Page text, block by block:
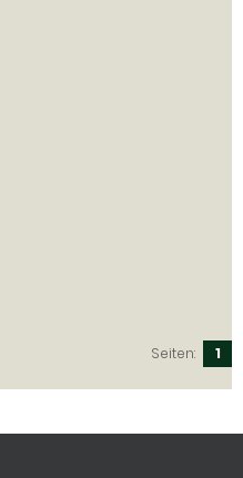
Seiten: 1